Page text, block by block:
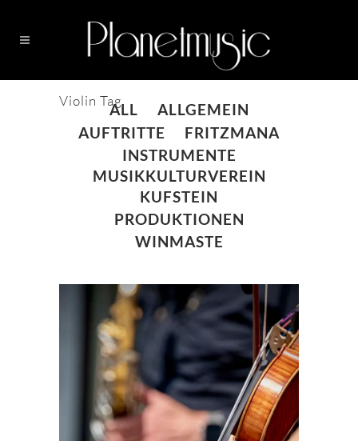
Violin TagALL
ALLGEMEIN
AUFTRITTE
FRITZMANA
INSTRUMENTE
MUSIKKULTURVEREIN
KUFSTEIN
PRODUKTIONEN
WINMASTE